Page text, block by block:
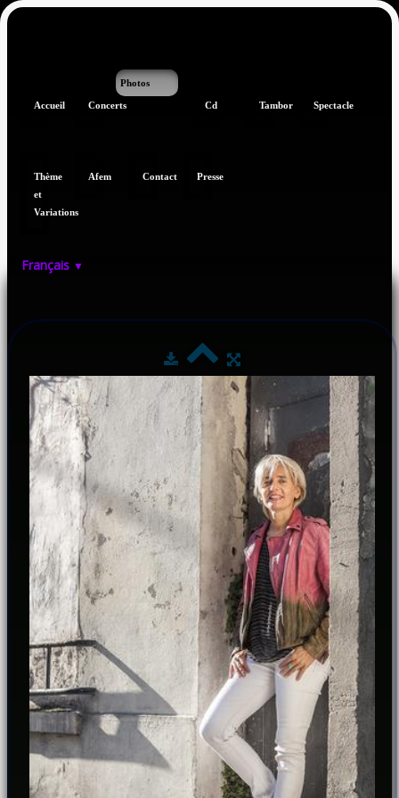
Accueil Concerts
Photos
Cd Tambor Spectacle
Thème
et
Variations
Afem Contact Presse
Français ▼